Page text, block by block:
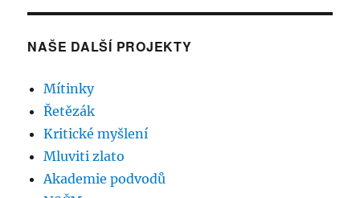
NAŠE DALŠÍ PROJEKTY
Mítinky
Řetězák
Kritické myšlení
Mluviti zlato
Akademie podvodů